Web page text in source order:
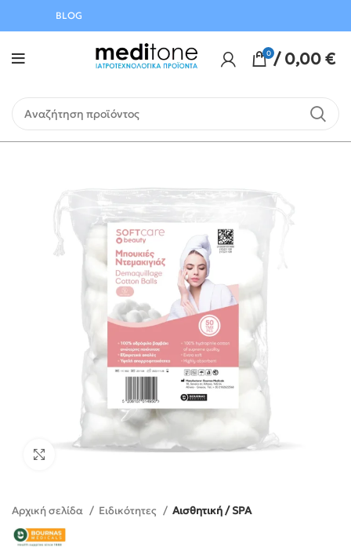
BLOG
0 / 0,00€
Click to enlarge
Αρχική σελίδα Ειδικότητες Αισθητική / SPA
Αυγούστου